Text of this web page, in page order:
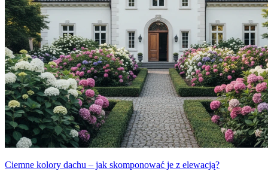
Ciemne kolory dachu – jak skomponować je z elewacją?